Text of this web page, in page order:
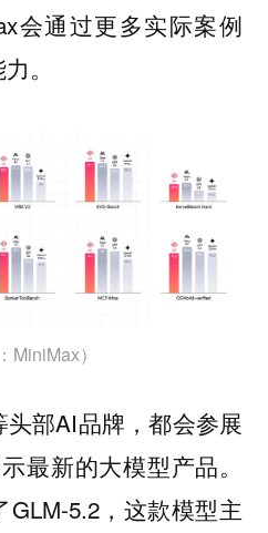
会通过更多实际案例
。
MiniMax）
部AI品牌，都会参展
最新的大模型产品。
5.2，这款模型主